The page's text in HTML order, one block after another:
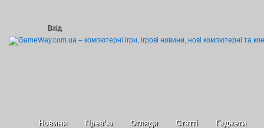
Вхід
Новини Прев’ю Огляди Статті Гаджети